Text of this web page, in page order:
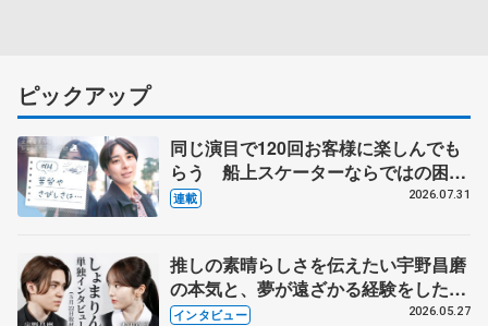
ピックアップ
同じ演目で120回お客様に楽しんでも
らう 船上スケーターならではの困難
とは 影響あったPIW前キャプテン松
連載 2026.07.31
推しの素晴らしさを伝えたい宇野昌磨
の本気と、夢が遠ざかる経験をした本
田真凜の覚悟
インタビュー 2026.05.27